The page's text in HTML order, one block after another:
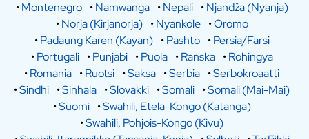
•Montenegro •Namwanga •Nepali •Njandža (Nyanja)
•Norja (Kirjanorja) •Nyankole •Oromo
•Padaung Karen (Kayan) •Pashto •Persia/Farsi
•Portugali •Punjabi •Puola •Ranska •Rohingya
•Romania •Ruotsi •Saksa •Serbia •Serbokroaatti
•Sindhi •Sinhala •Slovakki •Somali •Somali (Mai-Mai)
•Suomi •Swahili, Etelä-Kongo (Katanga)
•Swahili, Pohjois-Kongo (Kivu)